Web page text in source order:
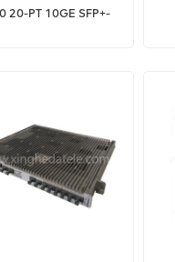
20-PT 10GE SFP+-